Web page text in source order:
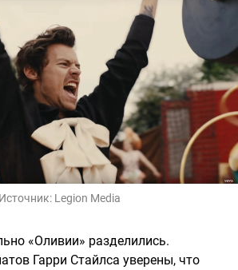
Источник: Legion Media
«Оливии» разделились.
Гарри Стайлса уверены, что